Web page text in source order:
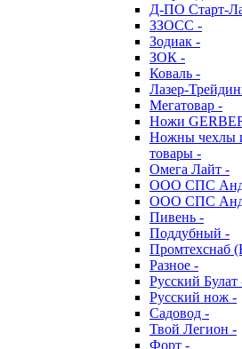
Д-ПО Старт-
ЗЗОСС -
Зодиак -
ЗОК -
Коваль -
Лазер-
Мегатовар -
Ножи
Ножны чехлы
товары -
Омега Лайт -
ООО СПС
ООО СПС
Пивень -
Поддубный -
Промтехснаб
Разное -
Русский Булат
Русский нож -
Садовод -
Твой Легион -
Форт -